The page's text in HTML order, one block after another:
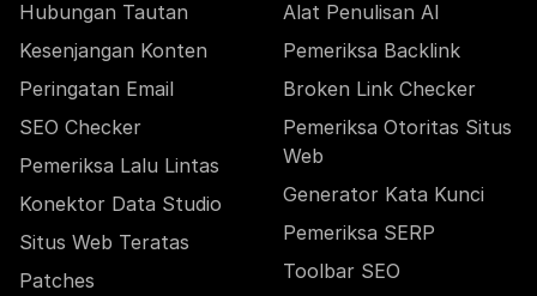
Hubungan Tautan
Kesenjangan Konten
Peringatan Email
SEO Checker
Pemeriksa Lalu Lintas
Konektor Data Studio
Situs Web Teratas
Patches
Alat Penulisan AI
Pemeriksa Backlink
Broken Link Checker
Pemeriksa Otoritas Situs
Web
Generator Kata Kunci
Pemeriksa SERP
Toolbar SEO